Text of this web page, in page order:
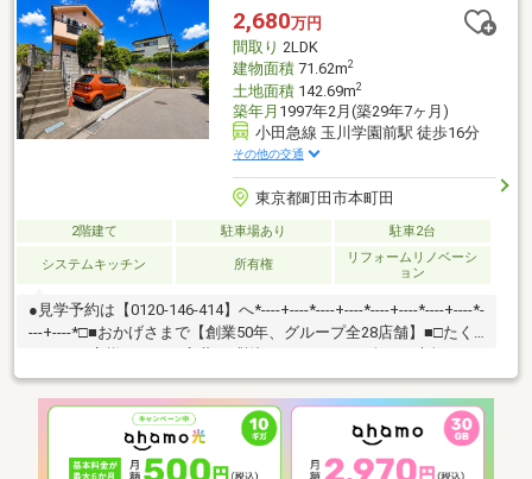
歩6分）
2,680万円
間取り 2LDK
建物面積71.62m2
土地面積142.69m2
築年月 1997年2月(築29年7ヶ月)
小田急線 玉川学園前駅 徒歩16分
その他の交通
東京都町田市本町田
2階建て 駐車場あり 駐車2台
システムキッチン 所有権
リフォームリノベーシ
ョン
●見学予約は【0120-146-414】へ*----+----*----+----*----+----*----+----*-
---+----*□■おかげさまで【創業50年、グループ全28店舗】■□たく
家探しをお約束します。お家探しを始めてみようと思われたらま
ずは、お気軽に東宝ハウス町田に相談してみませんか？何も決ま
っていなくて大丈夫！まずはお客様の夢をお聞かせください！
「行って良かったね」と思っていただけるように、スタッフ一同
【夢に人に住まいに本気です！】お客様のお問合せをお待ちして